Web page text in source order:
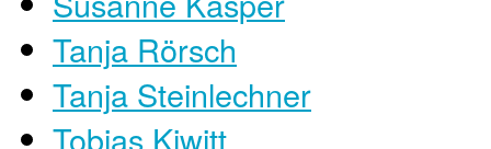
Tanja Rörsch
Tanja Steinlechner
Tobias Kiwitt